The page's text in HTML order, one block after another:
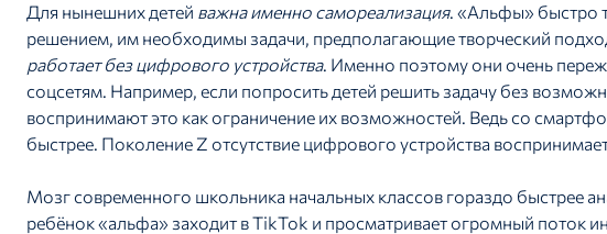
Для нынешних детей важна именно самореализация. «Альфы» быстро
решением, им необходимы задачи, предполагающие творческий
работает без цифрового устройства. Именно поэтому они очень
соцсетям. Например, если попросить детей решить задачу без
воспринимают это как ограничение их возможностей. Ведь со
быстрее. Поколение Z отсутствие цифрового устройства
Мозг современного школьника начальных классов гораздо быстрее
ребёнок «альфа» заходит в TikTok и просматривает огромный поток